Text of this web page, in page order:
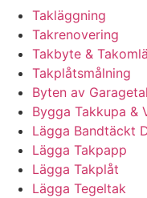
Takläggning
Takrenovering
Takbyte &
Takplåtsmålning
Byten av
Bygga Takkupa &
Lägga Bandtäckt
Lägga Takpapp
Lägga Takplåt
Lägga Tegeltak